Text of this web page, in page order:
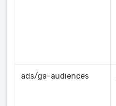
ads/ga-audiences